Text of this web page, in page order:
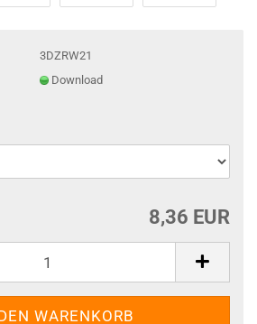
3DZRW21
Download
8,36 EUR